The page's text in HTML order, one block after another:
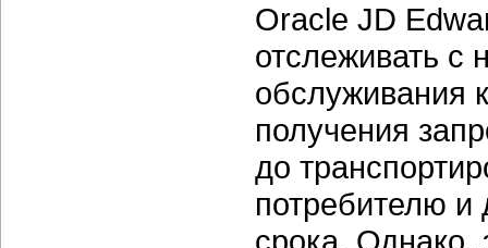
Oracle JD
отслеживать с
обслуживания
получения
до
потребителю и